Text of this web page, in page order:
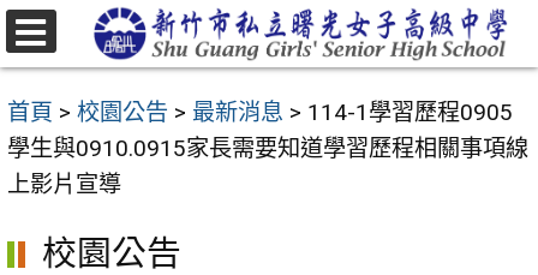
跳
至
要
內
容
首頁 > 校園公告 > 最新消息 > 114-1學習歷程0905
學生與0910.0915家長需要知道學習歷程相關事項線
上影片宣導
校園公告
選
單